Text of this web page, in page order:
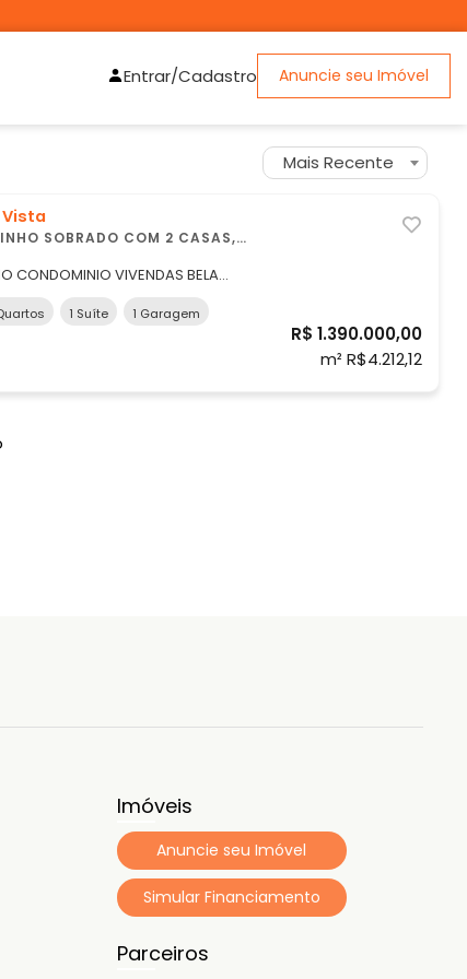
Entrar/Cadastro Anuncie seu Imóvel
Mais Recente
CASAS,
CONDOMINIO VIVENDAS BELA
1 Suíte 1 Garagem
R$ 1.390.000,00
m² R$4.212,12
Imóveis
Anuncie seu Imóvel
Simular Financiamento
Parceiros